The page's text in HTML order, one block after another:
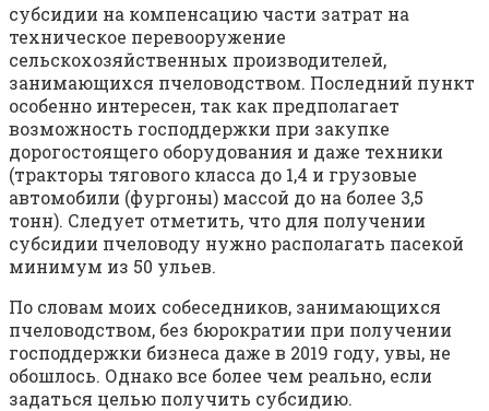
субсидии на компенсацию части затрат на
техническое перевооружение
сельскохозяйственных производителей,
занимающихся пчеловодством. Последний пункт
особенно интересен, так как предполагает
возможность господдержки при закупке
дорогостоящего оборудования и даже техники
(тракторы тягового класса до 1,4 и грузовые
автомобили (фургоны) массой до на более 3,5
тонн). Следует отметить, что для получении
субсидии пчеловоду нужно располагать пасекой
минимум из 50 ульев.
По словам моих собеседников, занимающихся
пчеловодством, без бюрократии при получении
господдержки бизнеса даже в 2019 году, увы, не
обошлось. Однако все более чем реально, если
задаться целью получить субсидию.